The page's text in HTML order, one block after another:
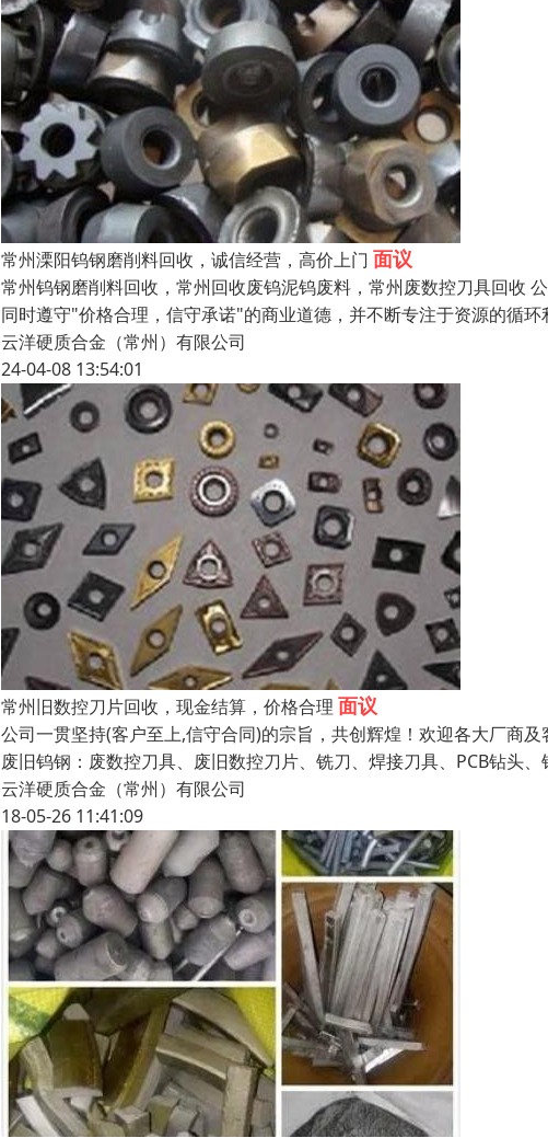
常州溧阳钨钢磨削料回收，诚信经营，高价上门 面议
常州钨钢磨削料回收，常州回收废钨泥钨废料，常州废数控刀具回收
同时遵守"价格合理，信守承诺"的商业道德，并不断专注于资源的循
云洋硬质合金（常州）有限公司
24-04-08 13:54:01
常州旧数控刀片回收，现金结算，价格合理 面议
公司一贯坚持(客户至上,信守合同)的宗旨，共创辉煌！欢迎各大厂
废旧钨钢：废数控刀具、废旧数控刀片、铣刀、焊接刀具、PCB钻
云洋硬质合金（常州）有限公司
18-05-26 11:41:09